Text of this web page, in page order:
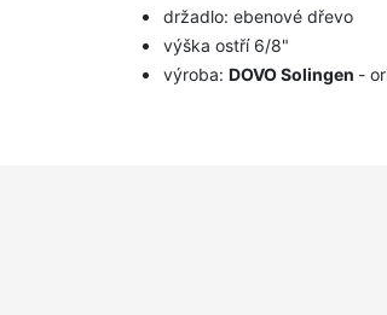
držadlo: ebenové dřevo
výška ostří 6/8"
výroba: DOVO Solingen -